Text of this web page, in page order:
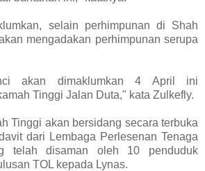
selain perhimpunan di Shah
mengadakan perhimpunan serupa
akan dimaklumkan 4 April ini
Tinggi Jalan Duta," kata Zulkefly.
Tinggi akan bersidang secara terbuka
dari Lembaga Perlesenan Tenaga
telah disaman oleh 10 penduduk
TOL kepada Lynas.